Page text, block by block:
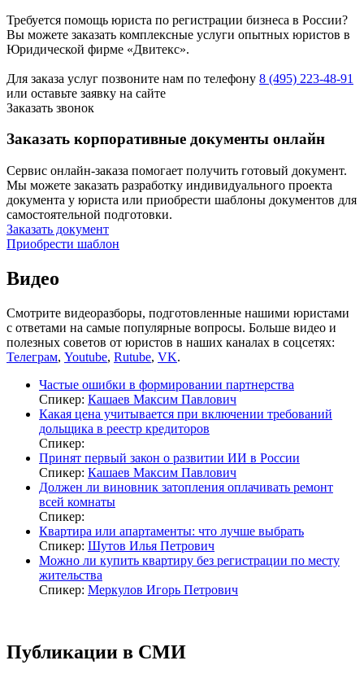
Требуется помощь юриста по регистрации бизнеса в России?
Вы можете заказать комплексные услуги опытных юристов в
Юридической фирме «Двитекс».
Для заказа услуг позвоните нам по телефону 8 (495) 223-48-91
или оставьте заявку на сайте
Заказать звонок
Заказать корпоративные документы онлайн
Сервис онлайн-заказа помогает получить готовый документ.
Мы можете заказать разработку индивидуального проекта
документа у юриста или приобрести шаблоны документов для
самостоятельной подготовки.
Заказать документ
Приобрести шаблон
Видео
Смотрите видеоразборы, подготовленные нашими юристами
с ответами на самые популярные вопросы. Больше видео и
полезных советов от юристов в наших каналах в соцсетях:
Телеграм, Youtube, Rutube, VK.
Частые ошибки в формировании партнерства
Спикер: Кашаев Максим Павлович
Какая цена учитывается при включении требований
дольщика в реестр кредиторов
Спикер:
Принят первый закон о развитии ИИ в России
Спикер: Кашаев Максим Павлович
Должен ли виновник затопления оплачивать ремонт
всей комнаты
Спикер:
Квартира или апартаменты: что лучше выбрать
Спикер: Шутов Илья Петрович
Можно ли купить квартиру без регистрации по месту
жительства
Спикер: Меркулов Игорь Петрович
Публикации в СМИ